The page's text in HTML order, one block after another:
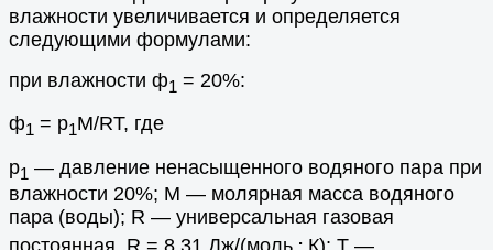
влажности увеличивается и определяется
следующими формулами:
при влажности ф1 = 20%:
ф1 = p1M/RT, где
p1 — давление ненасыщенного водяного пара при
влажности 20%; M — молярная масса водяного
пара (воды); R — универсальная газовая
постоянная, R = 8,31 Дж/(моль . К); T —